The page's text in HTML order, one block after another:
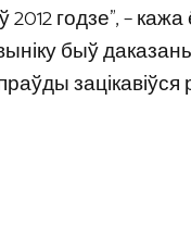
годзе”, –
быў